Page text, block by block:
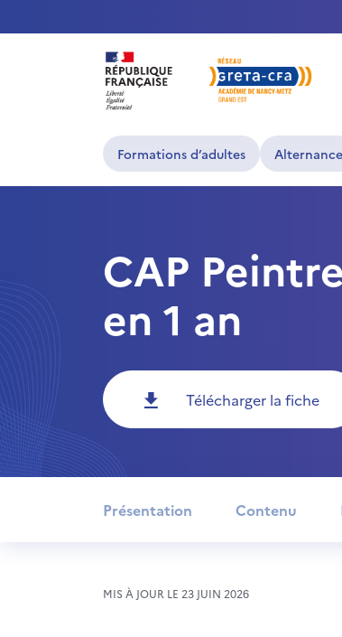
Formations d’adultes Alternance
CAP
en 1 an
Télécharger la fiche
Présentation Contenu
MIS À JOUR LE 23 JUIN 2026